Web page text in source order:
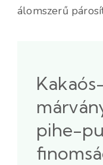
álomszerű
pihe-